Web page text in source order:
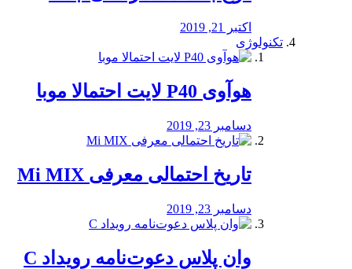
اکتبر 21, 2019
تکنولوژی
هوآوی P40 لایت احتمالا موبا
دسامبر 23, 2019
تاریخ احتمالی معرفی Mi MIX
دسامبر 23, 2019
وان پلاس دعوت‌نامه رویداد C